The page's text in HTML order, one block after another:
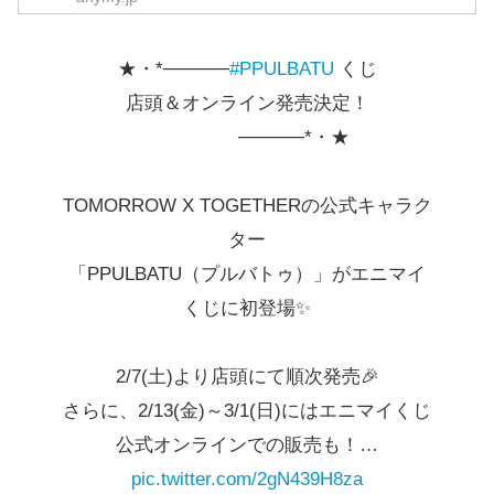
ポーチ
E賞 アクリルキーホルダー
ランダ
ラスト
クッション – ラストver.
–
★・*─────#PPULBATU くじ
店頭＆オンライン発売決定！
─────*・★
TOMORROW X TOGETHERの公式キャラク
ター
「PPULBATU（プルバトゥ）」がエニマイ
くじに初登場✨
2/7(土)より店頭にて順次発売🎉
さらに、2/13(金)～3/1(日)にはエニマイくじ
公式オンラインでの販売も！…
pic.twitter.com/2gN439H8za